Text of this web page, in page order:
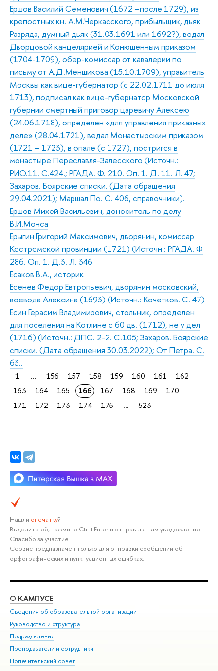
Ершов Василий Семенович (1672 –после 1729), из
крепостных кн. А.М.Черкасского, прибыльщик, дьяк
Разряда, думный дьяк (31.03.1691 или 1692?), ведал
Дворцовой канцелярией и Конюшенным приказом
(1704-1709), обер-комиссар от кавалерии по
письму от А.Д.Меншикова (15.10.1709), управитель
Москвы как вице-губернатор (с 22.02.1711 до июля
1713), подписал как вице-губернатор Московской
губернии смертный приговор царевичу Алексею
(24.06.1718), определен «для управления приказных
деле» (28.04.1721), ведал Монастырским приказом
(1721 – 1723), в опале (с 1727), постригся в
монастыре Переславля-Залесского (Источн.:
РИО.11. С.424.; РГАДА. Ф. 210. Оп. 1. Д. 11. Л. 47;
Захаров. Боярские списки. (Дата обращения
29.04.2021); Маршал По. С. 406, справочники).
Ершов Михей Васильевич, доноситель по делу
В.И.Монса
Ерыгин Григорий Максимович, дворянин, комиссар
Костромской провинции (1721) (Источн.: РГАДА. Ф
286. Оп. 1. Д.3. Л. 346
Есаков В.А., историк
Есенев Федор Евтропьевич, дворянин московский,
воевода Алексина (1693) (Источн.: Кочетков. С. 47)
Есин Герасим Владимирович, стольник, определен
для поселения на Котлине с 60 дв. (1712), не у дел
(1716) (Источн.: ДПС. 2-2. С.105; Захаров. Боярские
списки. (Дата обращения 30.03.2022); От Петра. С.
63..
1 ... 156 157 158 159 160 161
162
163
164 165 166 167 168 169
170
171
172 173 174 175 ... 523
Нашли опечатку?
Выделите её, нажмите Ctrl+Enter и отправьте нам уведомление.
Спасибо за участие!
Сервис предназначен только для отправки сообщений об
орфографических и пунктуационных ошибках.
О КАМПУСЕ
Сведения об образовательной организации
Руководство и структура
Подразделения
Преподаватели и сотрудники
Попечительский совет